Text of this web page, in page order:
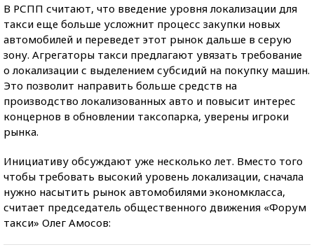
В РСПП считают, что введение уровня локализации для
такси еще больше усложнит процесс закупки новых
автомобилей и переведет этот рынок дальше в серую
зону. Агрегаторы такси предлагают увязать требование
о локализации с выделением субсидий на покупку машин.
Это позволит направить больше средств на
производство локализованных авто и повысит интерес
концернов в обновлении таксопарка, уверены игроки
рынка.
Инициативу обсуждают уже несколько лет. Вместо того
чтобы требовать высокий уровень локализации, сначала
нужно насытить рынок автомобилями экономкласса,
считает председатель общественного движения «Форум
такси» Олег Амосов: